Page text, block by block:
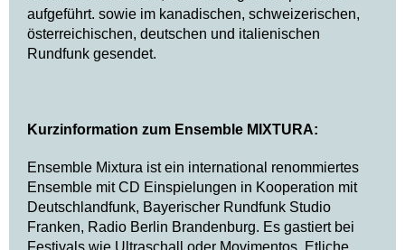
aufgeführt. sowie im kanadischen, schweizerischen,
österreichischen, deutschen und italienischen
Rundfunk gesendet.
Kurzinformation zum Ensemble MIXTURA:
Ensemble Mixtura ist ein international renommiertes
Ensemble mit CD Einspielungen in Kooperation mit
Deutschlandfunk, Bayerischer Rundfunk Studio
Franken, Radio Berlin Brandenburg. Es gastiert bei
Festivals wie Ultraschall oder Movimentos. Etliche